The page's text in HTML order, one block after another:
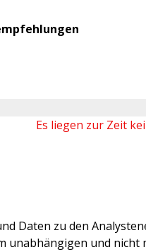
Es liegen zur Zeit
Daten zu den
unabhängigen und nicht